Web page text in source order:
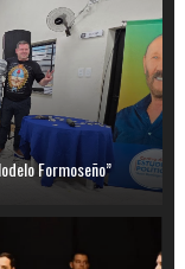
Formoseño”